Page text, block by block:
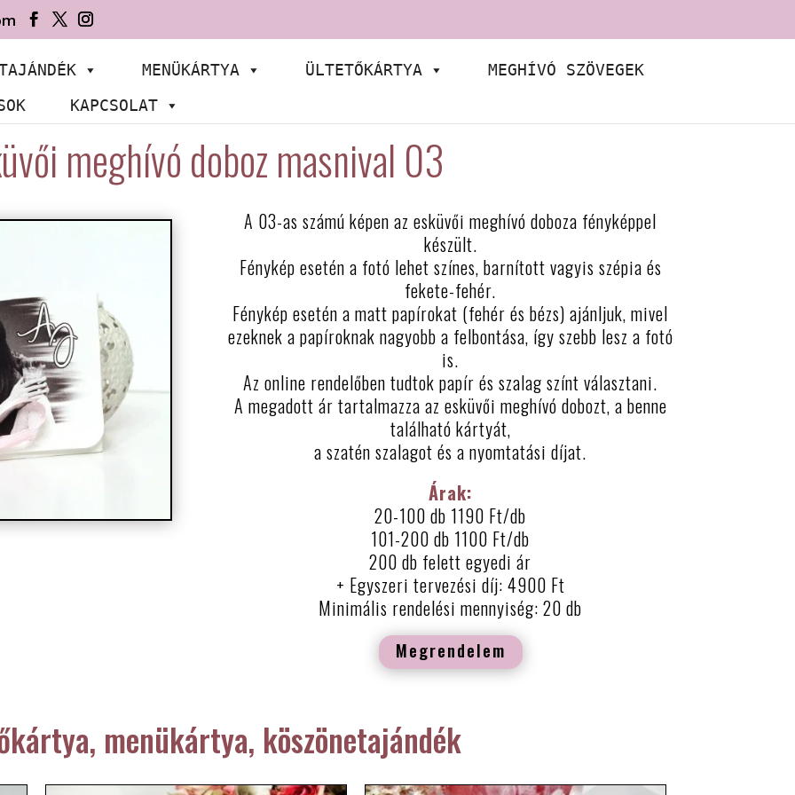
MENÜKÁRTYA ÜLTETŐKÁRTYA
MEGHÍVÓ SZÖVEGEK
KAPCSOLAT
meghívó doboz masnival 03
A 03-as számú képen az esküvői meghívó doboza fényképpel
készült.
Fénykép esetén a fotó lehet színes, barnított vagyis szépia és
fekete-fehér.
Fénykép esetén a matt papírokat (fehér és bézs) ajánljuk, mivel
ezeknek a papíroknak nagyobb a felbontása, így szebb lesz a fotó
is.
Az online rendelőben tudtok papír és szalag színt választani.
A megadott ár tartalmazza az esküvői meghívó dobozt, a benne
található kártyát,
a szatén szalagot és a nyomtatási díjat.
Árak:
20-100 db 1190 Ft/db
101-200 db 1100 Ft/db
200 db felett egyedi ár
+ Egyszeri tervezési díj: 4900 Ft
Minimális rendelési mennyiség: 20 db
Megrendelem
menükártya, köszönetajándék